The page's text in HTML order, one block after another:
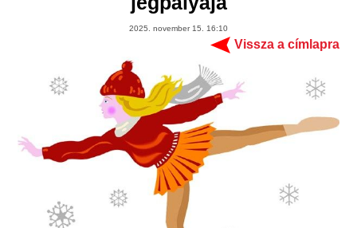
2025. november 15. 16:10
Vissza a címlapra